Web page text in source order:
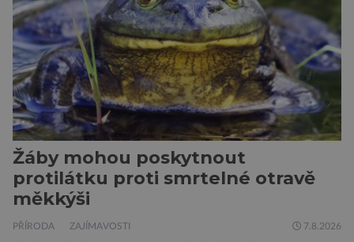
upravili psy, aby […]
Žáby mohou poskytnout
protilátku proti smrtelné otravě
měkkýši
PŘÍRODA ZAJÍMAVOSTI 7.8.2026